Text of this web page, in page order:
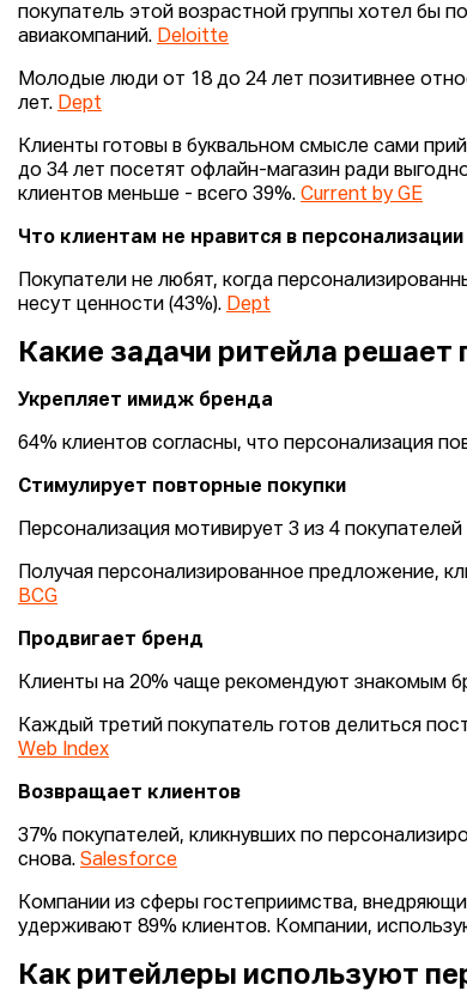
покупатель этой возрастной группы хотел бы
авиакомпаний. Deloitte
Молодые люди от 18 до 24 лет позитивнее
лет. Dept
Клиенты готовы в буквальном смысле сами
до 34 лет посетят офлайн-магазин ради
клиентов меньше - всего 39%.Current by GE
Что клиентам не нравится в персонализации
Покупатели не любят, когда
несут ценности (43%). Dept
Какие задачи ритейла решает
Укрепляет имидж бренда
64% клиентов согласны, что персонализация
Стимулирует повторные покупки
Персонализация мотивирует 3 из 4
Получая персонализированное предложение,
BCG
Продвигает бренд
Клиенты на 20% чаще рекомендуют знакомым
Каждый третий покупатель готов делиться
Web Index
Возвращает клиентов
37% покупателей, кликнувших по
снова.Salesforce
Компании из сферы гостеприимства,
удерживают 89% клиентов. Компании,
Как ритейлеры используют